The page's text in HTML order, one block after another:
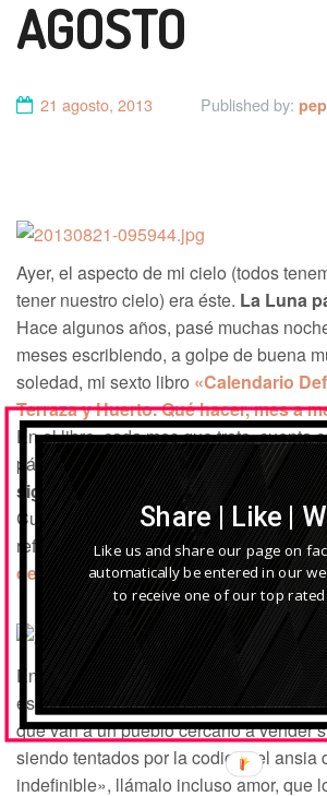
AGOSTO
21 agosto, 2013 Published by:
Ayer, el aspecto de mi cielo (todos
tener nuestro cielo) era éste. La Luna
Hace algunos años, pasé muchas
meses escribiendo, a golpe de buena
soledad, mi sexto libro «Calendario
Terraza y Huerto. Qué hacer, mes a
En el libro, cada mes que trato, cuenta
páginas de relato, de explicación
significa ese mes para mi.
Cuando llegó agosto, no lo dudé:
referencia a la película de Kenji
de la luna pálida de agosto»
En ella se ponen al descubierto los
escondidos que todos tenemos, en
que van a un pueblo cercano a vender
siendo tentados por la codicia, el ansia
indefinible», llámalo incluso amor, que
Share | Like |
Like us and share our page on
automatically be entered in our
to receive one of our top rated